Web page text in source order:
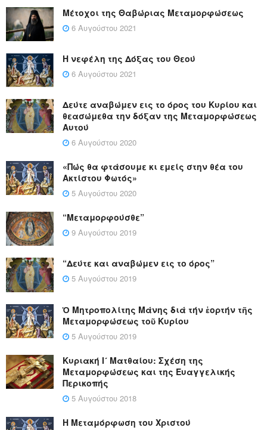
Μέτοχοι της Θαβώριας Μεταμορφώσεως
6 Αυγούστου 2021
Η νεφέλη της Δόξας του Θεού
6 Αυγούστου 2021
Δεύτε αναβώμεν εις το όρος του Κυρίου και
θεασώμεθα την δόξαν της Μεταμορφώσεως
Αυτού
6 Αυγούστου 2020
«Πώς θα φτάσουμε κι εμείς στην θέα του
Ακτίστου Φωτός»
5 Αυγούστου 2020
“Μεταμορφούσθε”
9 Αυγούστου 2019
“Δεύτε και αναβώμεν εις το όρος”
5 Αυγούστου 2019
Ὁ Μητροπολίτης Μάνης διά τήν ἑορτήν τῆς
Μεταμορφώσεως τοῦ Κυρίου
5 Αυγούστου 2019
Κυριακή Ι´ Ματθαίου: Σχέση της
Μεταμορφώσεως και της Ευαγγελικής
Περικοπής
5 Αυγούστου 2018
Η Μεταμόρφωση του Χριστού